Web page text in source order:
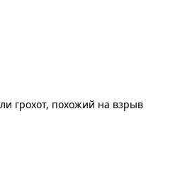
грохот, похожий на взрыв